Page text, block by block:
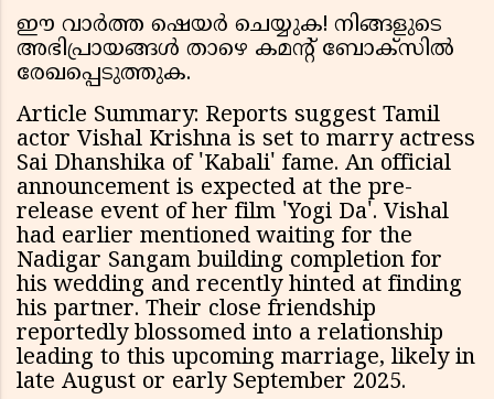
ഈ വാർത്ത ഷെയർ ചെയ്യുക! നിങ്ങളുടെ
അഭിപ്രായങ്ങൾ താഴെ കമൻ്റ് ബോക്സിൽ
രേഖപ്പെടുത്തുക.
Article Summary: Reports suggest Tamil
actor Vishal Krishna is set to marry actress
Sai Dhanshika of 'Kabali' fame. An official
announcement is expected at the pre-
release event of her film 'Yogi Da'. Vishal
had earlier mentioned waiting for the
Nadigar Sangam building completion for
his wedding and recently hinted at finding
his partner. Their close friendship
reportedly blossomed into a relationship
leading to this upcoming marriage, likely in
late August or early September 2025.